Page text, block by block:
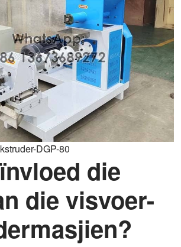
DGP-80
die
die visvoer-